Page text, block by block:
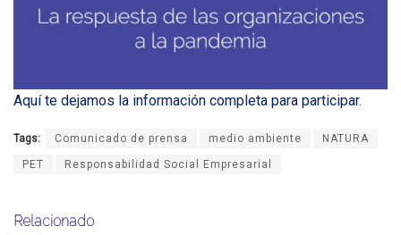
Aquí te dejamos la información completa para participar.
Tags: Comunicado de prensa medio ambiente NATURA
PET Responsabilidad Social Empresarial
Relacionado